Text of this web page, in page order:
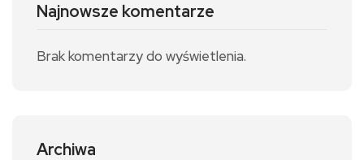
Najnowsze komentarze
Brak komentarzy do wyświetlenia.
Archiwa